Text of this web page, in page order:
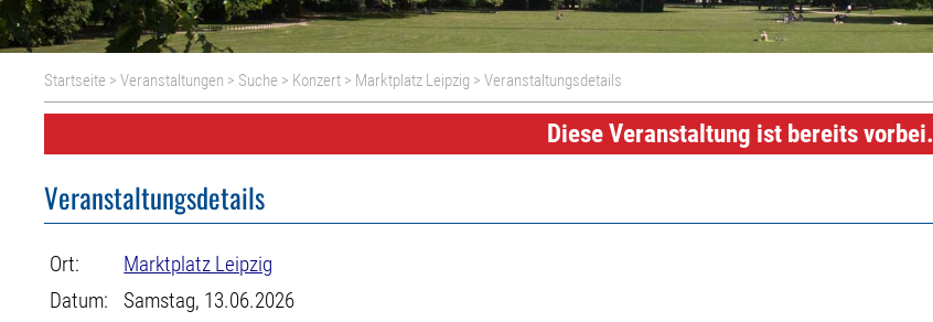
Startseite >Veranstaltungen > Suche > Konzert > Marktplatz Leipzig > Veranstaltungsdetails
Diese Veranstaltung ist bereits vorbei.
Veranstaltungsdetails
Ort:
Marktplatz Leipzig
Datum:
Samstag, 13.06.2026